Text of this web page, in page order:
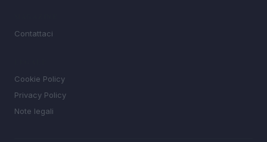
Contattaci
Cookie Policy
Privacy Policy
Note legali